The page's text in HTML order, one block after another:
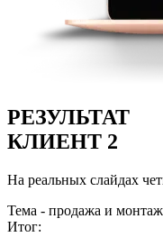
РЕЗУЛЬТАТ
КЛИЕНТ 2
На реальных слайдах
Тема - продажа и
Итог: